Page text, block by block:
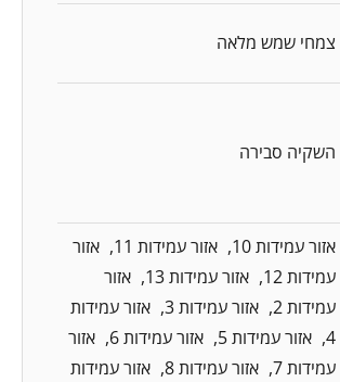
צמחי שמש מלאה
השקיה סבירה
אזור עמידות 10 אזור עמידות 11
אזור
עמידות 12
אזור עמידות 13
אזור
עמידות 2
אזור עמידות 3
אזור עמידות
4 אזור עמידות 5 אזור עמידות 6
אזור
עמידות 7
אזור עמידות 8
אזור עמידות